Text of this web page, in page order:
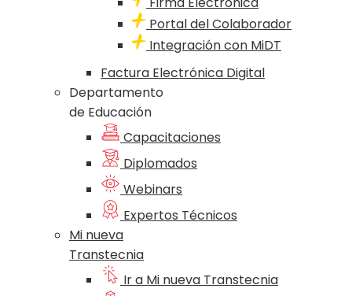
Portal del Colaborador
Integración con MiDT
Factura Electrónica Digital
Departamento
de Educación
Capacitaciones
Diplomados
Webinars
Expertos Técnicos
Mi nueva
Transtecnia
Ir a Mi nueva Transtecnia